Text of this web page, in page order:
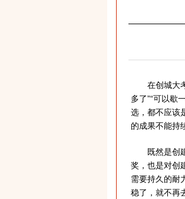
在创城大考
多了”“可以歇
选，都不应该
的成果不能持
既然是创建
奖，也是对创
需要持久的耐
稳了，就不再